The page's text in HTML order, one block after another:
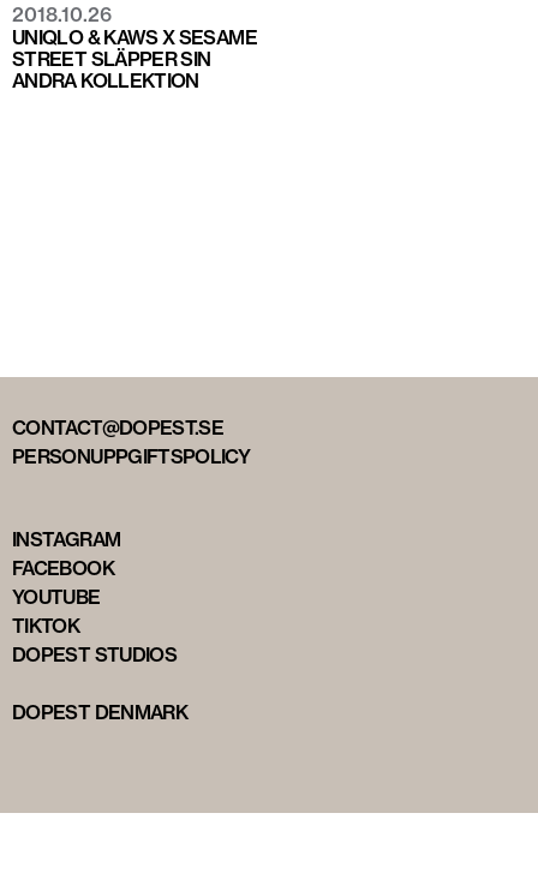
2018.10.26
UNIQLO & KAWS X SESAME
STREET SLÄPPER SIN
ANDRA KOLLEKTION
CONTACT@DOPEST.SE
PERSONUPPGIFTSPOLICY
INSTAGRAM
FACEBOOK
YOUTUBE
TIKTOK
DOPEST STUDIOS
DOPEST DENMARK